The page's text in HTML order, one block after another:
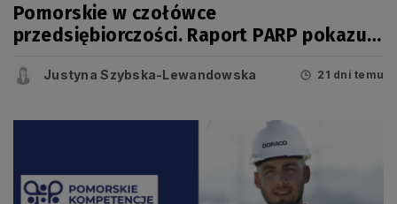
Pomorskie w czołówce
przedsiębiorczości. Raport PARP pokazuje
regionu świadczy coś więcej niż liczba
Justyna Szybska-Lewandowska 21 dni temu